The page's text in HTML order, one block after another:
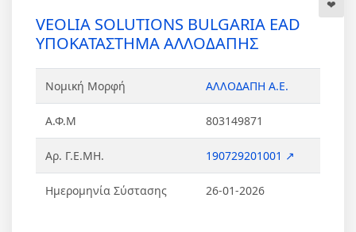
VEOLIA SOLUTIONS BULGARIA EAD
ΥΠΟΚΑΤΑΣΤΗΜΑ ΑΛΛΟΔΑΠΗΣ
Νομική Μορφή ΑΛΛΟΔΑΠΗ Α.Ε.
Α.Φ.Μ 803149871
Αρ. Γ.Ε.ΜΗ. 190729201001 ↗
Ημερομηνία Σύστασης 26-01-2026